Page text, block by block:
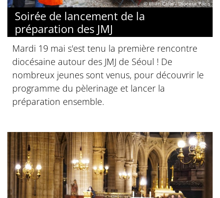
© Illian Calle - Diocèse Paris
Soirée de lancement de la
préparation des JMJ
Mardi 19 mai s'est tenu la première rencontre
diocésaine autour des JMJ de Séoul ! De
nombreux jeunes sont venus, pour découvrir le
programme du pèlerinage et lancer la
préparation ensemble.